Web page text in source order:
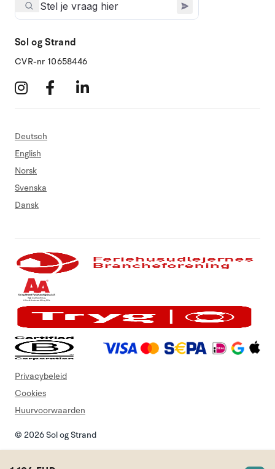
Sol og Strand
CVR-nr 10658446
Deutsch
English
Norsk
Svenska
Dansk
© 2026 Sol og Strand
Privacybeleid
Cookies
Huurvoorwaarden